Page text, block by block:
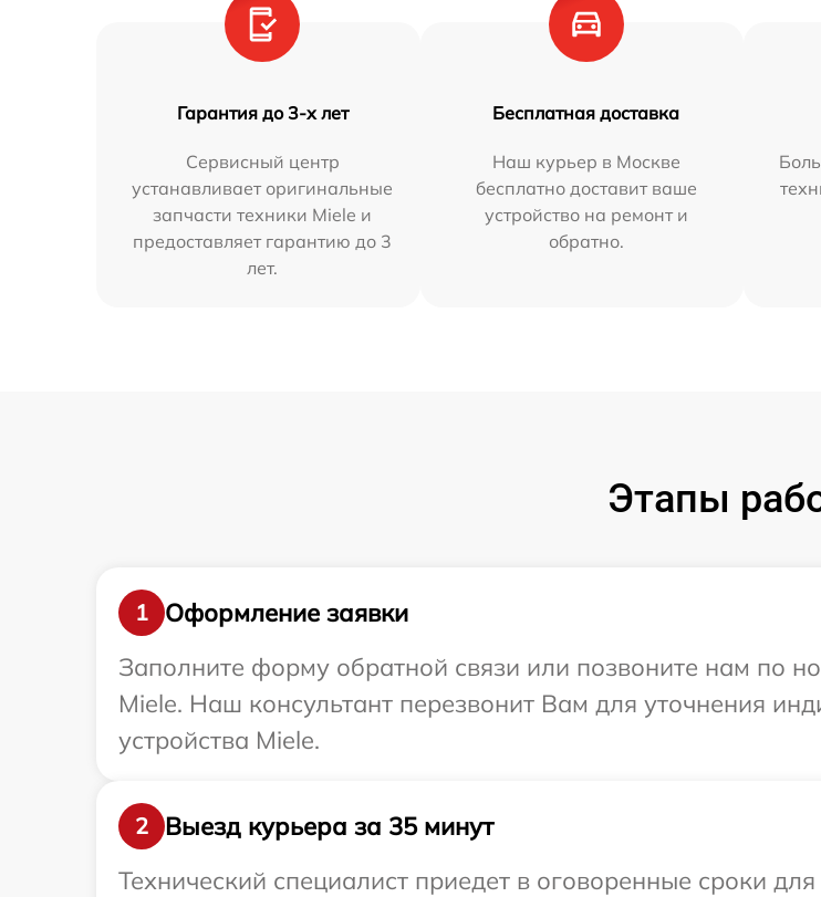
Гарантия до 3-х лет
Сервисный центр
устанавливает оригинальные
запчасти техники Miele и
предоставляет гарантию до 3
лет.
Бесплатная доставка
Наш курьер в Москве
бесплатно доставит ваше
устройство на ремонт и
обратно.
Этапы
1
Оформление заявки
Заполните форму обратной связи или позвоните нам по
Miele. Наш консультант перезвонит Вам для уточнения
устройства Miele.
2
Выезд курьера за 35 минут
Технический специалист приедет в оговоренные сроки